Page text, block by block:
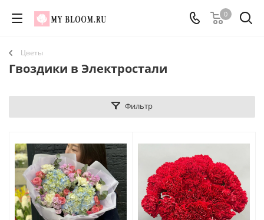
0
Цветы
Гвоздики в Электростали
Фильтр